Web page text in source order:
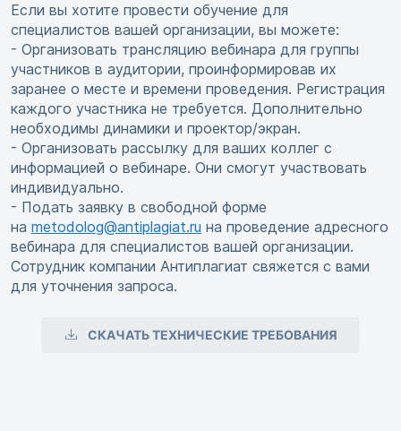
Если вы хотите провести обучение для
специалистов вашей организации, вы можете:
- Организовать трансляцию вебинара для группы
участников в аудитории, проинформировав их
заранее о месте и времени проведения. Регистрация
каждого участника не требуется. Дополнительно
необходимы динамики и проектор/экран.
- Организовать рассылку для ваших коллег с
информацией о вебинаре. Они смогут участвовать
индивидуально.
- Подать заявку в свободной форме
на metodolog@antiplagiat.ru на проведение адресного
вебинара для специалистов вашей организации.
Сотрудник компании Антиплагиат свяжется с вами
для уточнения запроса.
СКАЧАТЬ ТЕХНИЧЕСКИЕ ТРЕБОВАНИЯ